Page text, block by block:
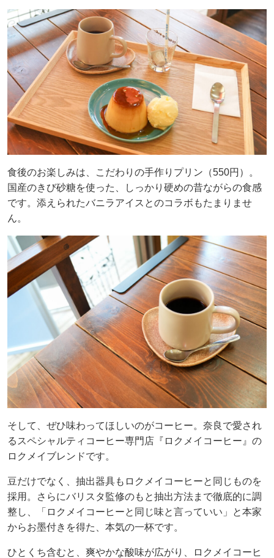
食後のお楽しみは、こだわりの手作りプリン（550円）。
国産のきび砂糖を使った、しっかり硬めの昔ながらの食感
です。添えられたバニラアイスとのコラボもたまりませ
ん。
そして、ぜひ味わってほしいのがコーヒー。奈良で愛され
るスペシャルティコーヒー専門店『ロクメイコーヒー』の
ロクメイブレンドです。
豆だけでなく、抽出器具もロクメイコーヒーと同じものを
採用。さらにバリスタ監修のもと抽出方法まで徹底的に調
整し、「ロクメイコーヒーと同じ味と言っていい」と本家
からお墨付きを得た、本気の一杯です。
ひとくち含むと、爽やかな酸味が広がり、ロクメイコーヒ